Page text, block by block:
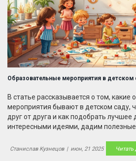
Образовательные мероприятия в детском
В статье рассказывается о том, какие
мероприятия бывают в детском саду,
друг от друга и как подобрать
интересными идеями, дадим
событие, чтобы оно прошло весело и с
почему обучение через игру
Станислав Кузнецов | июн, 21 2025 Читать